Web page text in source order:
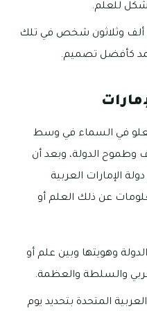
للعلم.
ألف وثلاثون شخص في تلك
كأفضل تصميم.
وتعلو في السماء في وسط
وطموح الدولة، وبعد أن
الإمارات العربية
عن ذلك العلم أو
وهويتها وبين علم أو
والسلطة والعظمة.
المتحدة بتحديد يوم